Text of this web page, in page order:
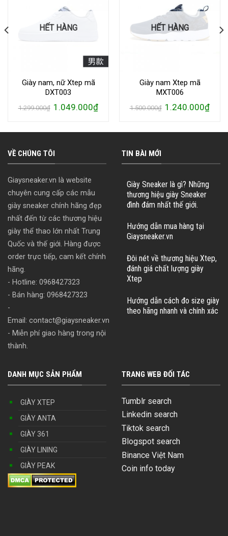
HẾT HÀNG
Giày nam, nữ Xtep mã
DXT003
1.299.000₫ Giá
gốc
1.049.000₫Giá
1.049.000₫.
HẾT HÀNG
Giày nam Xtep mã
MXT006
1.500.000₫ Giá
gốc
1.240.000₫Giá
VỀ CHÚNG TÔI
Giaysneaker.vn là website
chuyên cung cấp các mẫu
giày sneaker chính hãng đẹp
nhất đến từ các thương hiệu
giày thể thao lớn nhất Trung
Quốc và thế giới. Hàng được
order trực tiếp, cam kết chính
hãng.
- Hotline: 0968427323
- Bán hàng: 0968427323
-
Email: contact@giaysneaker.vn
- Miễn phí giao hàng trong nội
thành.
TIN BÀI MỚI
Giày Sneaker là gì? Những
thương hiệu giày Sneaker
đình đám nhất thế giới.
Hướng dẫn mua hàng tại
Giaysneaker.vn
Đôi nét về thương hiệu Xtep,
đánh giá chất lượng giày
Xtep
Hướng dẫn cách đo size giày
theo hãng nhanh và chính xác
DANH MỤC SẢN PHẨM
GIÀY XTEP
GIÀY ANTA
GIÀY 361
GIÀY LINING
GIÀY PEAK
TRANG WEB ĐỐI TÁC
Tumblr search
Linkedin search
Tiktok search
Blogspot search
Binance Việt Nam
Coin info today